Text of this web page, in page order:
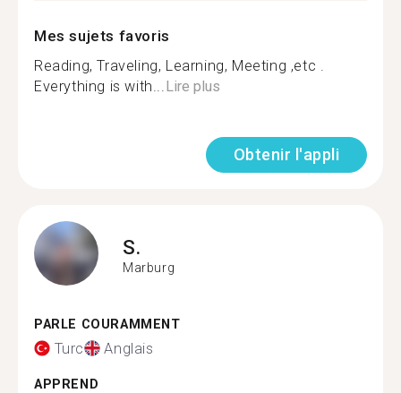
Mes sujets favoris
Reading, Traveling, Learning, Meeting ,etc .
Everything is with...Lire plus
Obtenir l'appli
S.
Marburg
PARLE COURAMMENT
Turc Anglais
APPREND